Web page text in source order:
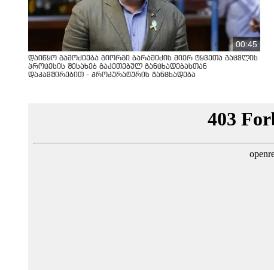
00:45
დაიწყო გამოძიება გიორგი ბარამიძის მიერ ტყვეთა გაცვლის
პროცესის შესახებ გაკეთებულ განცხადებასთან
დაკავშირებით - პროკურატურის განცხადება